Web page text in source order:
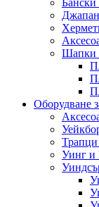
Шапки
Оборудване
Уинг и